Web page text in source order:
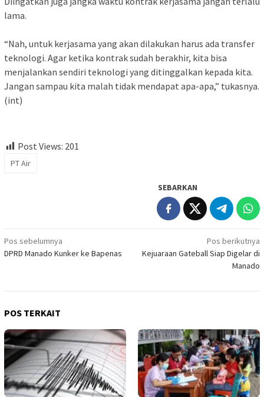
lama.
“Nah, untuk kerjasama yang akan dilakukan harus ada transfer
teknologi. Agar ketika kontrak sudah berakhir, kita bisa
menjalankan sendiri teknologi yang ditinggalkan kepada kita.
Jangan sampau kita malah tidak mendapat apa-apa,” tukasnya.
(int)
Post Views: 201
PT Air
SEBARKAN
Navigasi
pos
Pos sebelumnya
DPRD Manado Kunker ke Bapenas
Pos berikutnya
Kejuaraan Gateball Siap Digelar di
Manado
POS TERKAIT